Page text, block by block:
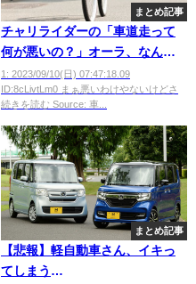
まとめ記事
チャリライダーの「車道走って
何が悪いの？」オーラ、なんな
ん？
1: 2023/09/10(日) 07:47:18.09
ID:8cLivtLm0 まぁ悪いわけやないけどさ
続きを読む Source: 車...
まとめ記事
【悲報】軽自動車さん、イキっ
てしまう